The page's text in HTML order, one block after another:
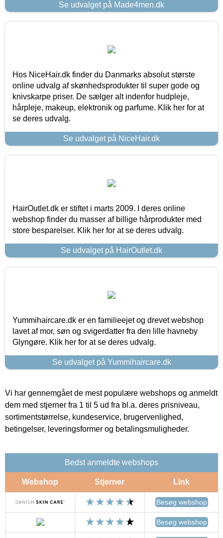
Se udvalget på Made4men.dk
Hos NiceHair.dk finder du Danmarks absolut største
online udvalg af skønhedsprodukter til super gode og
knivskarpe priser. De sælger alt indenfor hudpleje,
hårpleje, makeup, elektronik og parfume. Klik her for at
se deres udvalg.
Se udvalget på NiceHair.dk
HairOutlet.dk er stiftet i marts 2009. I deres online
webshop finder du masser af billige hårprodukter med
store besparelser. Klik her for at se deres udvalg.
Se udvalget på HairOutlet.dk
Yummihaircare.dk er en familieejet og drevet webshop
lavet af mor, søn og svigerdatter fra den lille havneby
Glyngøre. Klik her for at se deres udvalg.
Se udvalget på Yummihaircare.dk
Vi har gennemgået de mest populære webshops og anmeldt
dem med stjerner fra 1 til 5 ud fra bl.a. deres prisniveau,
sortimentstørrelse, kundeservice, brugervenlighed,
betingelser, leveringsformer og betalingsmuligheder.
Bedst anmeldte webshops
Webshop Stjerner Link
Besøg webshop
Besøg webshop